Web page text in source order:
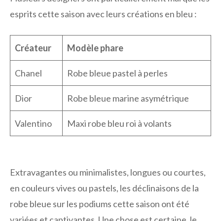
esprits cette saison avec leurs créations en bleu :
Créateur Modèle phare
Chanel Robe bleue pastel à perles
Dior Robe bleue marine asymétrique
Valentino Maxi robe bleu roi à volants
Extravagantes ou minimalistes, longues ou courtes,
en couleurs vives ou pastels, les déclinaisons de la
robe bleue sur les podiums cette saison ont été